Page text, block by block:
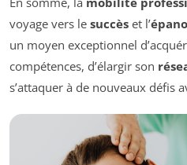
voyage vers le succès et l’
un moyen exceptionnel
compétences, d’élargir son
s’attaquer à de nouveaux défis